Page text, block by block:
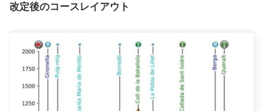
改定後のコースレイアウト